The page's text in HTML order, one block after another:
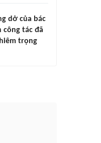
dở của bác
công tác đã
trọng